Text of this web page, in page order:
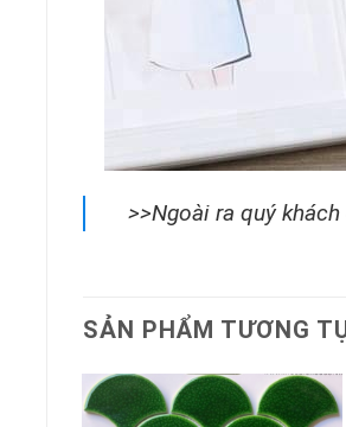
>>Ngoài ra quý
SẢN PHẨM TƯƠNG